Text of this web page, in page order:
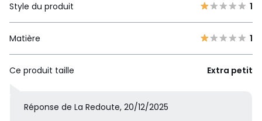
Style du produit 1
Matière 1
Ce produit taille Extra petit
Réponse de La Redoute, 20/12/2025